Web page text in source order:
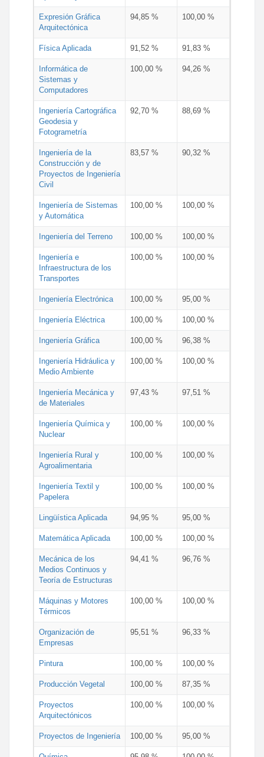
Expresión Gráfica
Arquitectónica
94,85 % 100,00 %
Física Aplicada 91,52 % 91,83 %
Informática de
Sistemas y
Computadores
100,00 % 94,26 %
Ingeniería Cartográfica
Geodesia y
Fotogrametría
92,70 % 88,69 %
Ingeniería de la
Construcción y de
Proyectos de Ingeniería
Civil
83,57 % 90,32 %
Ingeniería de Sistemas
y Automática
100,00 % 100,00 %
Ingeniería del Terreno 100,00 % 100,00 %
Ingeniería e
Infraestructura de los
Transportes
100,00 % 100,00 %
Ingeniería Electrónica 100,00 % 95,00 %
Ingeniería Eléctrica 100,00 % 100,00 %
Ingeniería Gráfica 100,00 % 96,38 %
Ingeniería Hidráulica y
Medio Ambiente
100,00 % 100,00 %
Ingeniería Mecánica y
de Materiales
97,43 % 97,51 %
Ingeniería Química y
Nuclear
100,00 % 100,00 %
Ingeniería Rural y
Agroalimentaria
100,00 % 100,00 %
Ingeniería Textil y
Papelera
100,00 % 100,00 %
Lingüística Aplicada 94,95 % 95,00 %
Matemática Aplicada 100,00 % 100,00 %
Mecánica de los
Medios Continuos y
Teoría de Estructuras
94,41 % 96,76 %
Máquinas y Motores
Térmicos
100,00 % 100,00 %
Organización de
Empresas
95,51 % 96,33 %
Pintura 100,00 % 100,00 %
Producción Vegetal 100,00 % 87,35 %
Proyectos
Arquitectónicos
100,00 % 100,00 %
Proyectos de Ingeniería 100,00 % 95,00 %